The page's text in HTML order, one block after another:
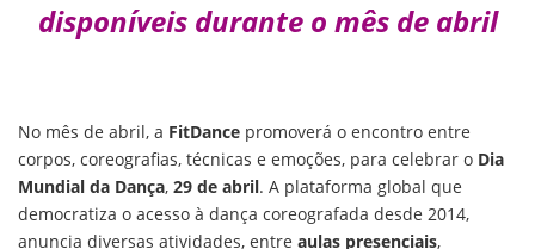
disponíveis durante o mês de abril
No mês de abril, a FitDance promoverá o encontro entre
corpos, coreografias, técnicas e emoções, para celebrar o Dia
Mundial da Dança, 29 de abril. A plataforma global que
democratiza o acesso à dança coreografada desde 2014,
anuncia diversas atividades, entre aulas presenciais,